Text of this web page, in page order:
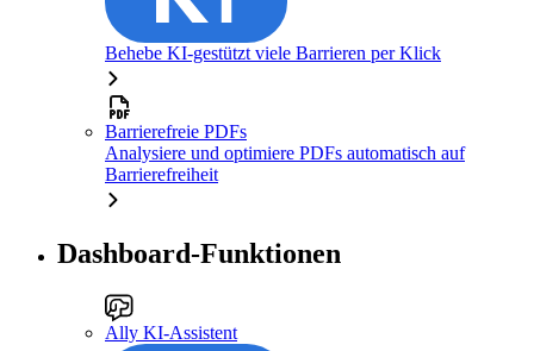
Behebe KI-gestützt viele Barrieren per Klick
Barrierefreie PDFs
Analysiere und optimiere PDFs automatisch auf
Barrierefreiheit
Dashboard-Funktionen
Ally KI-Assistent